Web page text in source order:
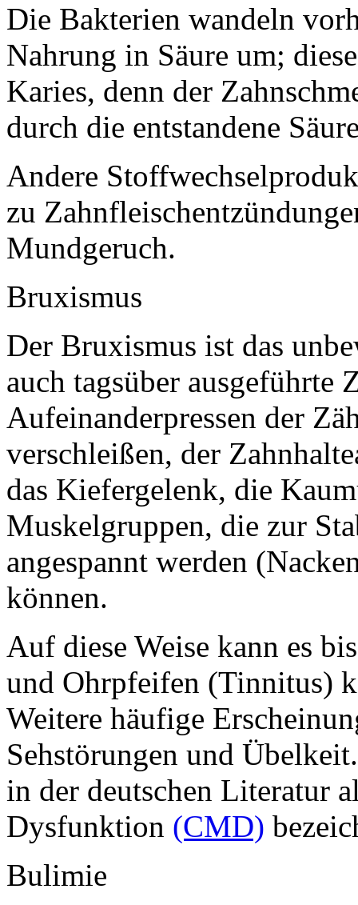
Die Bakterien wandeln
Nahrung in Säure um;
Karies, denn der
durch die entstandene
Andere
zu
Mundgeruch.
Bruxismus
Der Bruxismus ist das
auch tagsüber ausgeführte
Aufeinanderpressen der
verschleißen, der
das Kiefergelenk, die
Muskelgruppen, die zur
angespannt werden
können.
Auf diese Weise kann es
und Ohrpfeifen (Tinnitus)
Weitere häufige
Sehstörungen und
in der deutschen Literatur
Dysfunktion (CMD)
Bulimie